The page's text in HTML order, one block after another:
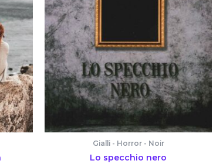
Gialli - Horror - Noir
Lo specchio nero